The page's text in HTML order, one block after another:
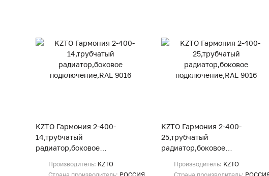
KZTO Гармония 2-400-
14,трубчатый
радиатор,боковое
Производитель: KZTO
KZTO Гармония 2-400-
25,трубчатый
радиатор,боковое
Производитель: KZTO